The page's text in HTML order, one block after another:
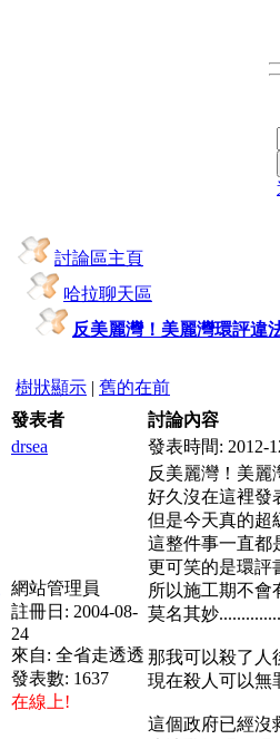
討論區主頁
哈拉聊天區
反美麗灣！美麗灣環評違
樹狀顯示 | 舊的在前
發表者
討論內容
drsea
發表時間: 2012-
網站管理員
註冊日: 2004-08-
24
來自: 全省走透透
發表數: 1637
在線上!
反美麗灣！美麗
好久沒在這裡發
但是今天真的超
這整件事一直都
更可笑的是環評
所以施工期不會
莫名其妙..............
那我可以殺了人
現在殺人可以無
這個政府已經沒